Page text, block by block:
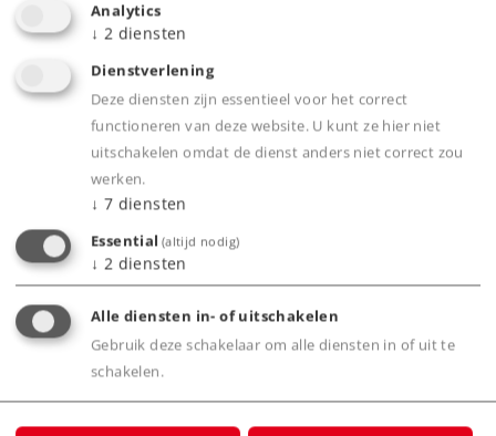
Art.-No. 42500
Sneltreinrijtuig B4üwe, 2e klas
74,99 €
Leverbaar vanaf fabriek.
Online kopen
Spoor H0 Tijdperk III Reizigersrijtuigen
Analytics
↓ 2 diensten
Dienstverlening
Deze diensten zijn essentieel voor het correct
functioneren van deze website. U kunt ze hier niet
uitschakelen omdat de dienst anders niet correct zou
werken.
↓ 7 diensten
Essential (altijd nodig)
↓ 2 diensten
Alle diensten in- of uitschakelen
Gebruik deze schakelaar om alle diensten in of uit te
schakelen.